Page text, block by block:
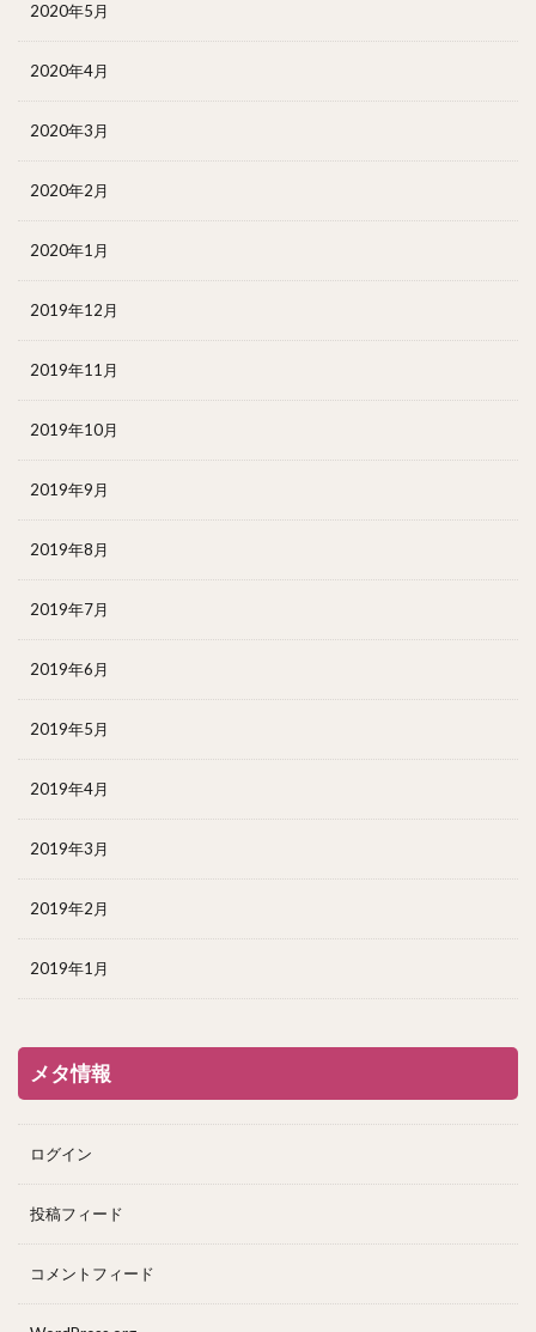
2020年5月
2020年4月
2020年3月
2020年2月
2020年1月
2019年12月
2019年11月
2019年10月
2019年9月
2019年8月
2019年7月
2019年6月
2019年5月
2019年4月
2019年3月
2019年2月
2019年1月
メタ情報
ログイン
投稿フィード
コメントフィード